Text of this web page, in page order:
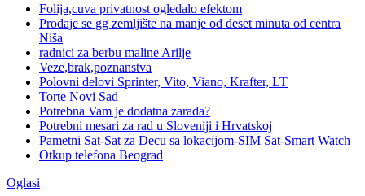
Folija,cuva privatnost ogledalo efektom
Prodaje se gg zemljište na manje od deset minuta od centra
Niša
radnici za berbu maline Arilje
Veze,brak,poznanstva
Polovni delovi Sprinter, Vito, Viano, Krafter, LT
Torte Novi Sad
Potrebna Vam je dodatna zarada?
Potrebni mesari za rad u Sloveniji i Hrvatskoj
Pametni Sat-Sat za Decu sa lokacijom-SIM Sat-Smart Watch
Otkup telefona Beograd
Oglasi